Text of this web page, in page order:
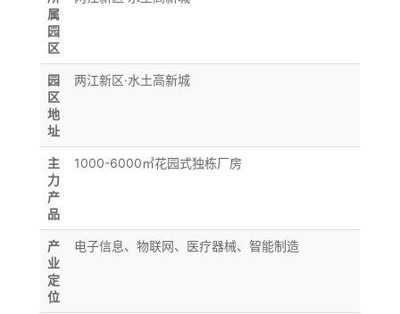
属
园
区
园
区
地
址
两江新区·水土高新城
主
力
产
品
1000-6000㎡花园式独栋厂房
产
业
定
位
电子信息、物联网、医疗器械、智能制造